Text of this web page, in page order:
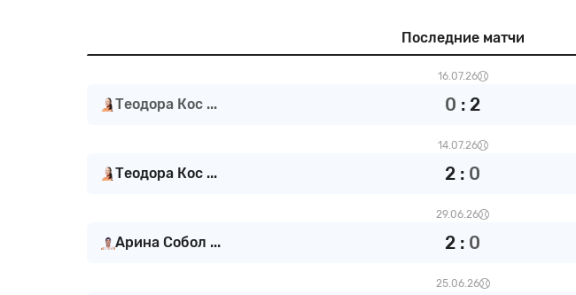
Последние матчи
16.07.26
Теодора Кос ... 0 : 2
14.07.26
Теодора Кос ... 2 : 0
29.06.26
Арина Собол ... 2 : 0
25.06.26